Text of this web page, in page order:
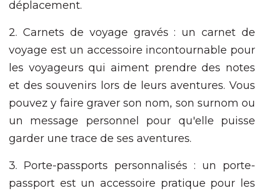
déplacement.
2. Carnets de voyage gravés : un carnet de
voyage est un accessoire incontournable pour
les voyageurs qui aiment prendre des notes
et des souvenirs lors de leurs aventures. Vous
pouvez y faire graver son nom, son surnom ou
un message personnel pour qu'elle puisse
garder une trace de ses aventures.
3. Porte-passports personnalisés : un porte-
passport est un accessoire pratique pour les